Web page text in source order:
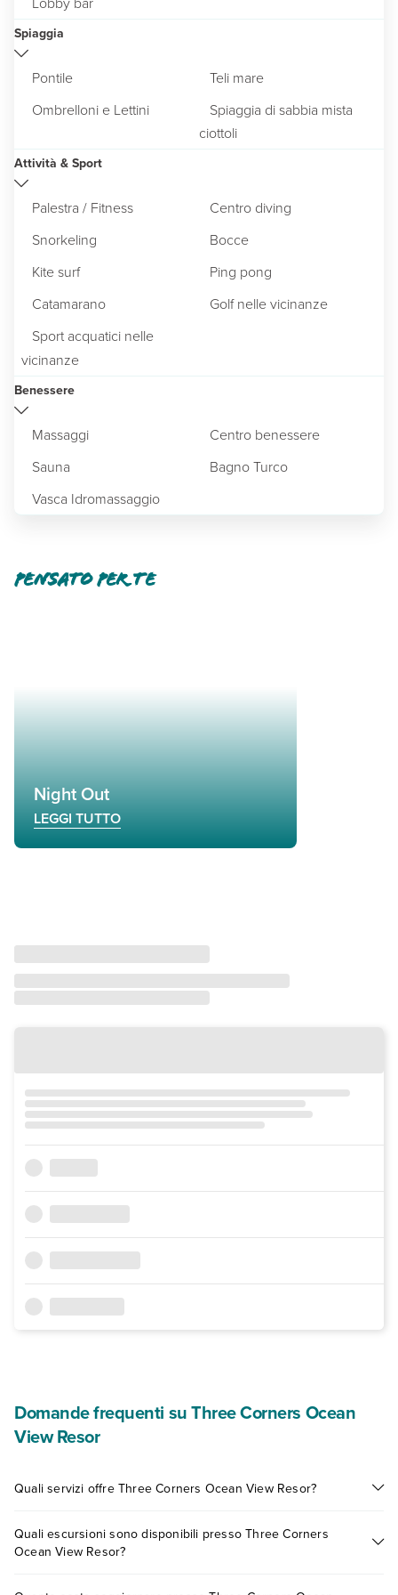
Spiaggia
Pontile
Teli mare
Ombrelloni e Lettini
Spiaggia di sabbia mista
ciottoli
Attività & Sport
Palestra / Fitness
Centro diving
Snorkeling
Bocce
Kite surf
Ping pong
Catamarano
Golf nelle vicinanze
Sport acquatici nelle
vicinanze
Benessere
Massaggi
Centro benessere
Sauna
Bagno Turco
Vasca Idromassaggio
Pensato per te
Night Out
LEGGI TUTTO
Domande frequenti su Three Corners Ocean
View Resor
Quali servizi offre Three Corners Ocean View Resor?
o a pagamento tra cui: aria condizionata, tv satellitare,
asciugacapelli, cassetta di sicurezza in camera, wi-fi free.
descrizione
Quali escursioni sono disponibili presso Three Corners
Ocean View Resor?